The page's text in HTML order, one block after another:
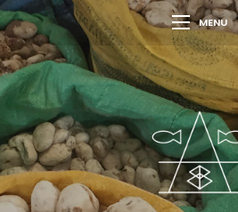
MENU